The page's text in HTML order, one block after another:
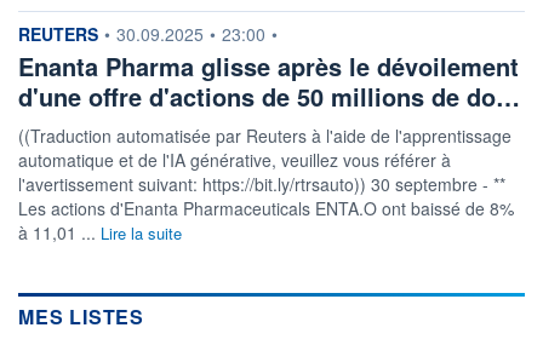
INDICE DE RÉFÉRENCE
OUVERTURE
13,4300
CLÔTURE VEILLE
13,3400
+ HAUT
13,8700
+ BAS
13,3500
VOLUME
0
CAPITAL ÉCHANGÉ
0,00%
LIMITE À LA
information fournie par
REUTERS • 30.09.2025 • 23:00 •
Enanta Pharma glisse après le dévoilement
d'une offre d'actions de 50 millions de do…
((Traduction automatisée par Reuters à l'aide de l'apprentissage
automatique et de l'IA générative, veuillez vous référer à
l'avertissement suivant: https://bit.ly/rtrsauto)) 30 septembre - **
Les actions d'Enanta Pharmaceuticals ENTA.O ont baissé de 8%
à 11,01 ... Lire la suite
MES LISTES